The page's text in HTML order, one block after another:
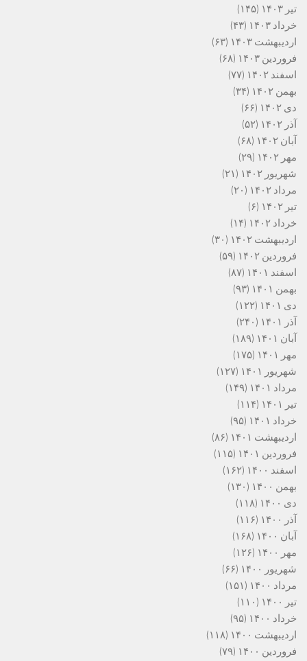
تیر ۱۴۰۳
(۱۴۵)
خرداد ۱۴۰۳
(۴۳)
اردیبهشت ۱۴۰۳
(۶۳)
فروردین ۱۴۰۳
(۶۸)
اسفند ۱۴۰۲
(۷۷)
بهمن ۱۴۰۲
(۳۴)
دی ۱۴۰۲
(۶۶)
آذر ۱۴۰۲
(۵۲)
آبان ۱۴۰۲
(۶۸)
مهر ۱۴۰۲
(۲۹)
شهریور ۱۴۰۲
(۲۱)
مرداد ۱۴۰۲
(۲۰)
تیر ۱۴۰۲
(۶)
خرداد ۱۴۰۲
(۱۴)
اردیبهشت ۱۴۰۲
(۳۰)
فروردین ۱۴۰۲
(۵۹)
اسفند ۱۴۰۱
(۸۷)
بهمن ۱۴۰۱
(۹۳)
دی ۱۴۰۱
(۱۲۲)
آذر ۱۴۰۱
(۲۴۰)
آبان ۱۴۰۱
(۱۸۹)
مهر ۱۴۰۱
(۱۷۵)
شهریور ۱۴۰۱
(۱۲۷)
مرداد ۱۴۰۱
(۱۴۹)
تیر ۱۴۰۱
(۱۱۴)
خرداد ۱۴۰۱
(۹۵)
اردیبهشت ۱۴۰۱
(۸۶)
فروردین ۱۴۰۱
(۱۱۵)
اسفند ۱۴۰۰
(۱۶۲)
بهمن ۱۴۰۰
(۱۳۰)
دی ۱۴۰۰
(۱۱۸)
آذر ۱۴۰۰
(۱۱۶)
آبان ۱۴۰۰
(۱۶۸)
مهر ۱۴۰۰
(۱۲۶)
شهریور ۱۴۰۰
(۶۶)
مرداد ۱۴۰۰
(۱۵۱)
تیر ۱۴۰۰
(۱۱۰)
خرداد ۱۴۰۰
(۹۵)
اردیبهشت ۱۴۰۰
(۱۱۸)
فروردین ۱۴۰۰
(۷۹)